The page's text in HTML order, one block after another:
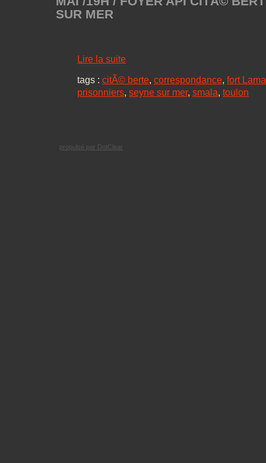
SUR MER
Lire la suite
tags : citÃ© berte, correspondance, fort
prisonniers, seyne sur mer, smala, toulon
propulsé par DotClear